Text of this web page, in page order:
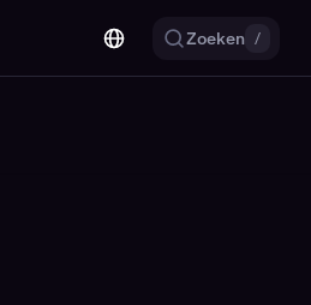
Zoeken /